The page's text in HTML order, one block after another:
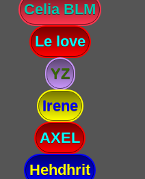
Celia BLM
Le love
YZ
Irene
AXEL
Hehdhrit